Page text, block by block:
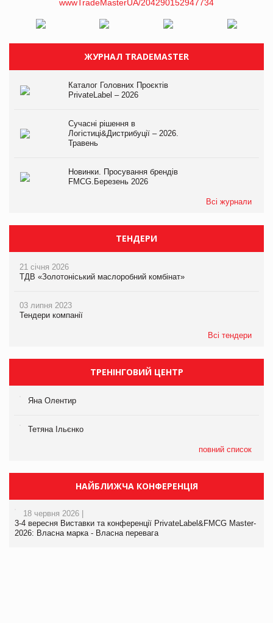
ЖУРНАЛ TRADEMASTER
Каталог Головних Проєктів
PrivateLabel – 2026
Сучасні рішення в
Логістиці&Дистрибуції – 2026.
Травень
Новинки. Просування брендів
FMCG.Березень 2026
Всі журнали
ТЕНДЕРИ
21 січня 2026
ТДВ «Золотоніський маслоробний комбінат»
03 липня 2023
Тендери компанії
Всі тендери
ТРЕНІНГОВИЙ ЦЕНТР
Яна Олентир
Тетяна Ільєнко
повний список
НАЙБЛИЖЧА КОНФЕРЕНЦІЯ
18 червня 2026 |
3-4 вересня Виставки та конференції PrivateLabel&FMCG Master-
2026: Власна марка - Власна перевага